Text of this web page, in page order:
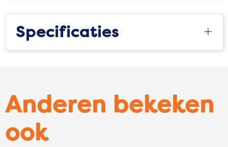
Specificaties
Anderen bekeken
ook